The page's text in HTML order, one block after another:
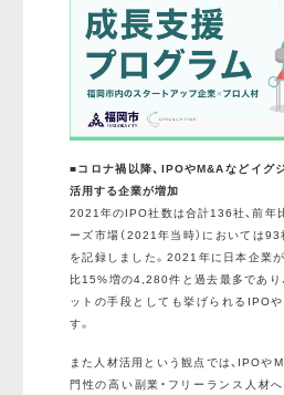
■コロナ禍以降、IPOやM&Aなどイグ
活用する企業が増加
2021年のIPO社数は合計136社、前年
ーズ市場（2021年当時）においては
を記録しました。2021年に日本企業
比15%増の4,280件と過去最多であり
ットの手段としても挙げられるIPO
す。
また人材活用という観点では、IPOや
門性の高い副業・フリーランス人材